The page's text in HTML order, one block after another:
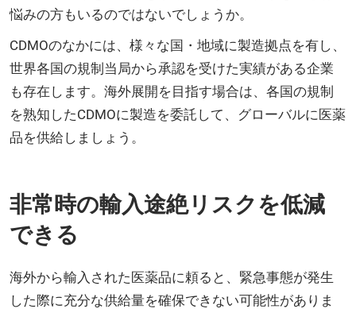
悩みの方もいるのではないでしょうか。
CDMOのなかには、様々な国・地域に製造拠点を有し、
世界各国の規制当局から承認を受けた実績がある企業
も存在します。海外展開を目指す場合は、各国の規制
を熟知したCDMOに製造を委託して、グローバルに医薬
品を供給しましょう。
非常時の輸入途絶リスクを低減
できる
海外から輸入された医薬品に頼ると、緊急事態が発生
した際に充分な供給量を確保できない可能性がありま